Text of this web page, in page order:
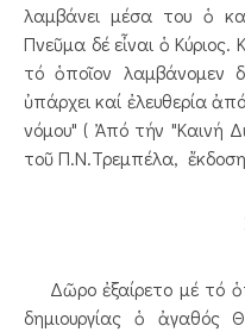
λαμβάνει μέσα του ὁ
Πνεῦμα δέ εἶναι ὁ
τό ὁποῖον λαμβάνομεν
ὐπάρχει καί ἐλευθερία
νόμου" ( Ἀπό τήν "Καινή
τοῦ Π.Ν.Τρεμπέλα,
Δῶρο ἐξαίρετο μέ τό
δημιουργίας ὁ ἀγαθός